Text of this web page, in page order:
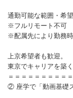
通勤可能な範囲・希
※フルリモート不可
※配属先により勤務
上京希望者も歓迎。
東京でキャリアを築
＝＝＝＝＝＝＝＝＝
② 座学で「動画基礎